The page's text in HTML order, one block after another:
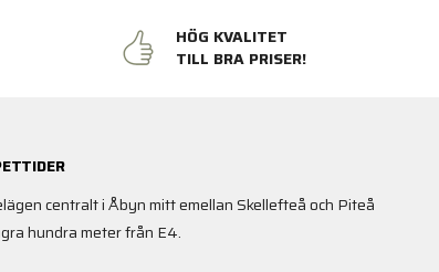
HÖG KVALITET
TILL BRA PRISER!
centralt i Åbyn mitt emellan Skellefteå och Piteå
hundra meter från E4.